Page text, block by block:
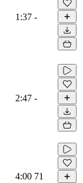
1:37 -
2:47 -
4:00 71